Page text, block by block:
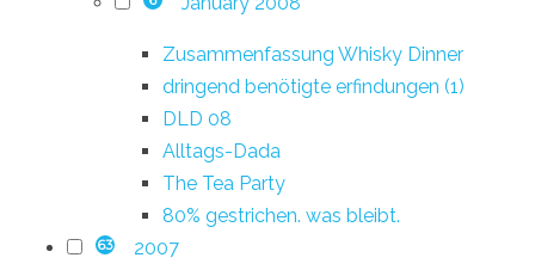
Zusammenfassung Whisky Dinner
dringend benötigte erfindungen (1)
DLD 08
Alltags-Dada
The Tea Party
80% gestrichen. was bleibt.
63 2007